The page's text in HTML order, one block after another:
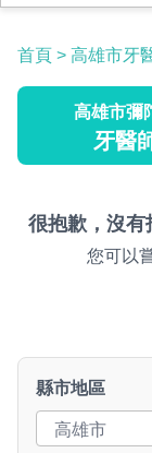
首頁 > 高雄市牙
高雄市彌
牙醫
很抱歉，沒有
您可以
縣市地區